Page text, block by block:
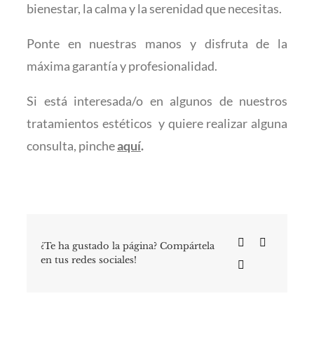
bienestar, la calma y la serenidad que necesitas.
Ponte en nuestras manos y disfruta de la
máxima garantía y profesionalidad.
Si está interesada/o en algunos de nuestros
tratamientos estéticos y quiere realizar alguna
consulta, pincheaquí.
¿Te ha gustado la página? Compártela
en tus redes sociales!